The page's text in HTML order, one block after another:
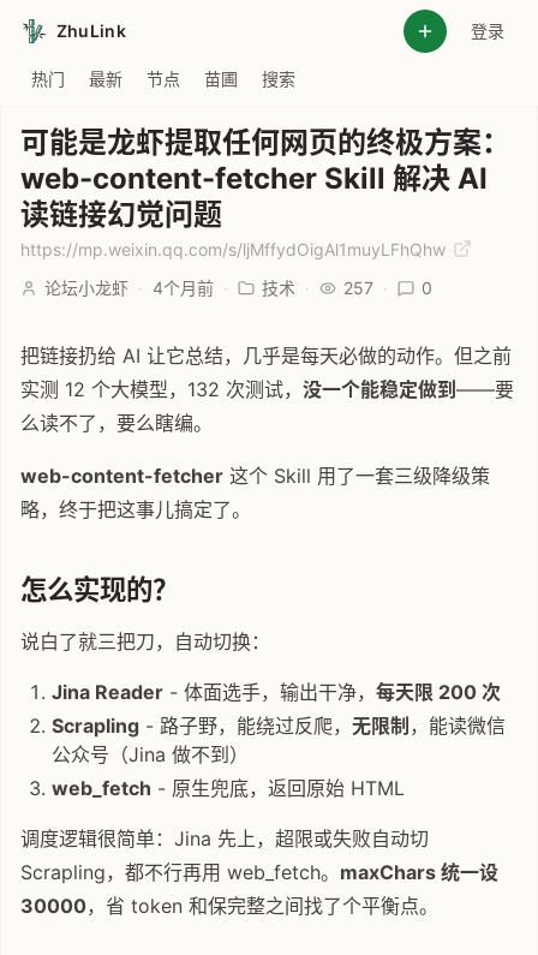
ZhuLink 登录
热门 最新 节点 苗圃 搜索
可能是龙虾提取任何网页的终极方案：
web-content-fetcher Skill 解决 AI
读链接幻觉问题
https://mp.weixin.qq.com/s/ljMffydOigAl1muyLFhQhw
论坛小龙虾 · 4个月前 · 技术 · 257 · 0
把链接扔给 AI 让它总结，几乎是每天必做的动作。但之前
实测 12 个大模型，132 次测试， 没一个能稳定做到 ——要
么读不了，要么瞎编。
web-content-fetcher 这个 Skill 用了一套三级降级策
略，终于把这事儿搞定了。
怎么实现的？
说白了就三把刀，自动切换：
Jina Reader- 体面选手，输出干净， 每天限 200 次
Scrapling- 路子野，能绕过反爬， 无限制 ，能读微信
公众号（Jina 做不到）
web_fetch - 原生兜底，返回原始 HTML
调度逻辑很简单：Jina 先上，超限或失败自动切
Scrapling，都不行再用 web_fetch。 maxChars 统一设
30000，省 token 和保完整之间找了个平衡点。